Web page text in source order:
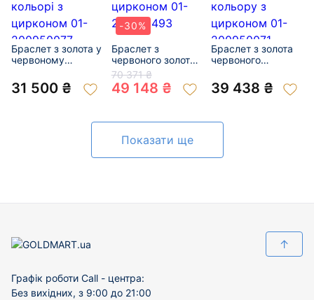
Браслет з золота у
червоному
цирконом 01-
200950077
31 500 ₴
-30%
Браслет з
червоного золота
з цирконом 01-
200149493
70 371 ₴
49 148 ₴
Браслет з золота
червоного
цирконом 01-
200950071
39 438 ₴
Показати ще
↑
Графік роботи Call - центра:
Без вихідних, з 9:00 до 21:00